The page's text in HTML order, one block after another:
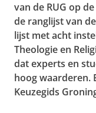
van de RUG op
de ranglijst van de
lijst met acht
Theologie en
dat experts en
hoog waarderen.
Keuzegids